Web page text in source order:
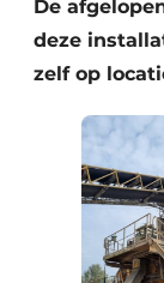
Bedrijfsafval
Elektronisch
Houtafval
De
deze
zelf op